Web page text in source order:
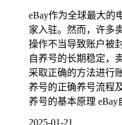
eBay作为全球最大的
家入驻。然而，许多
操作不当导致账户被
自养号的长期稳定，
采取正确的方法进行
养号的正确养号流程
养号的基本原理
2025-01-21